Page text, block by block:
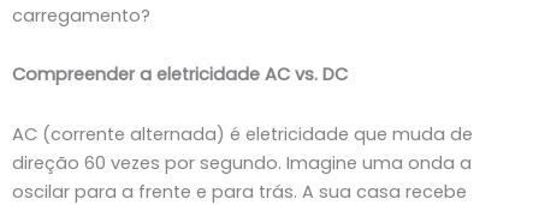
carregamento?
Compreender a eletricidade AC vs. DC
AC (corrente alternada) é eletricidade que muda de
direção 60 vezes por segundo. Imagine uma onda a
oscilar para a frente e para trás. A sua casa recebe